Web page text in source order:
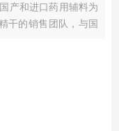
产和进口药用辅料为
干的销售团队，与国